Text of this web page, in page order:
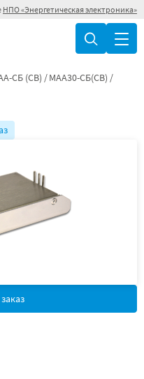
НПО «Энергетическая электроника»
СБ (СВ)
МАА30-СБ(СВ)